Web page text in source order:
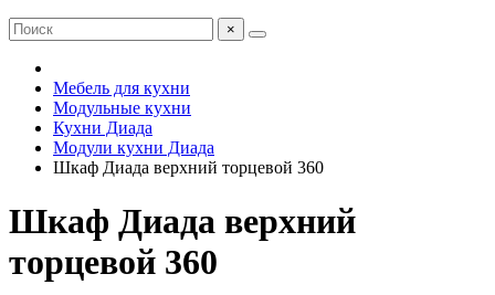
×
Мебель для кухни
Модульные кухни
Кухни Диада
Модули кухни Диада
Шкаф Диада верхний торцевой 360
Шкаф Диада верхний
торцевой 360